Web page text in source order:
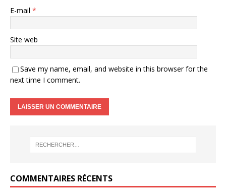
E-mail *
Site web
Save my name, email, and website in this browser for the
next time I comment.
COMMENTAIRES RÉCENTS